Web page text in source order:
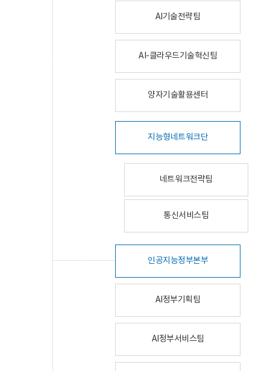
AI기술전략팀
AI-클라우드기술혁신팀
양자기술활용센터
지능형네트워크단
네트워크전략팀
통신서비스팀
인공지능정부본부
AI정부기획팀
AI정부서비스팀